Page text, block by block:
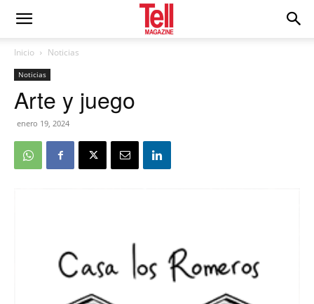
Inicio Noticias
Noticias
Arte y juego
enero 19, 2024